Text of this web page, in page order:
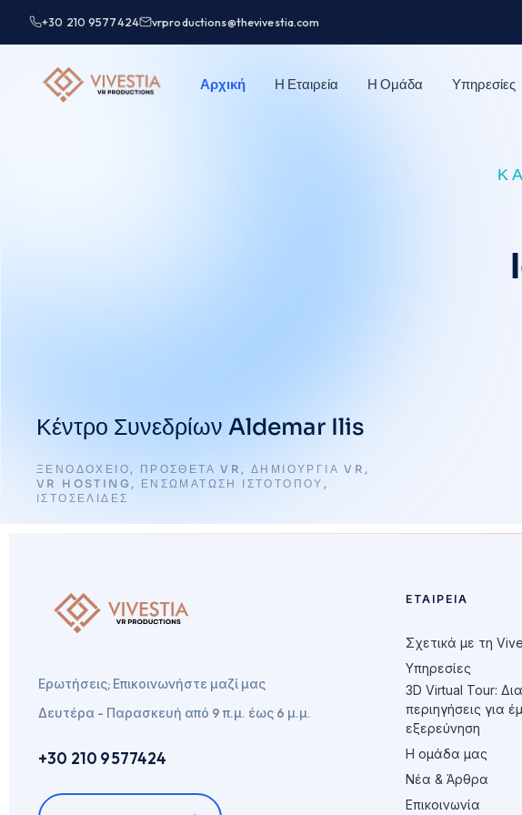
+30 210 9577424 vrproductions@thevivestia.com
Αρχική Η Εταιρεία Η Ομάδα Υπηρεσίες
Κέντρο Συνεδρίων Aldemar Ilis
ΞΕΝΟΔΟΧΕΙΟ , ΠΡΌΣΘΕΤΑ VR ,ΔΗΜΙΟΥΡΓΊΑ VR ,
VR HOSTING , ΕΝΣΩΜΆΤΩΣΗ ΙΣΤΌΤΟΠΟΥ ,
ΙΣΤΟΣΕΛΊΔΕΣ
Ερωτήσεις; Επικοινωνήστε μαζί μας
Δευτέρα - Παρασκευή από 9 π.μ. έως 6 μ.μ.
+30 210 9577424
ΕΤΑΙΡΕΊΑ
Σχετικά με τη
Υπηρεσίες
3D Virtual Tour:
περιηγήσεις για
εξερεύνηση
Η ομάδα μας
Νέα & Άρθρα
Επικοινωνία